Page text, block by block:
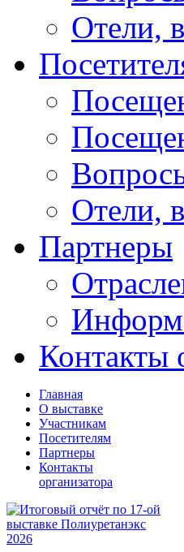
Отели,
Отели,
Партнеры
Контакты
Главная
О выставке
Участникам
Посетителям
Партнеры
Контакты
организатора